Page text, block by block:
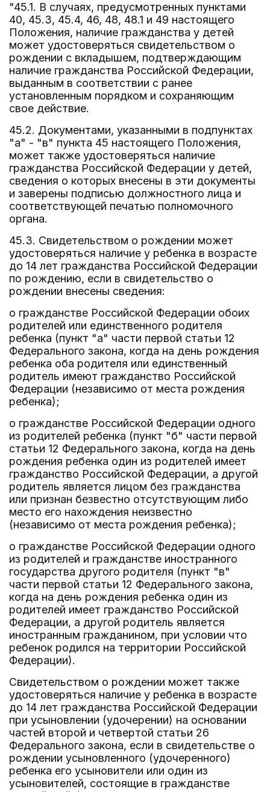
"45.1. В случаях, предусмотренных пунктами
40, 45.3, 45.4, 46, 48, 48.1 и 49 настоящего
Положения, наличие гражданства у детей
может удостоверяться свидетельством о
рождении с вкладышем, подтверждающим
наличие гражданства Российской Федерации,
выданным в соответствии с ранее
установленным порядком и сохраняющим
свое действие.
45.2. Документами, указанными в подпунктах
"а" - "в" пункта 45 настоящего Положения,
может также удостоверяться наличие
гражданства Российской Федерации у детей,
сведения о которых внесены в эти документы
и заверены подписью должностного лица и
соответствующей печатью полномочного
органа.
45.3. Свидетельством о рождении может
удостоверяться наличие у ребенка в возрасте
до 14 лет гражданства Российской Федерации
по рождению, если в свидетельство о
рождении внесены сведения:
о гражданстве Российской Федерации обоих
родителей или единственного родителя
ребенка (пункт "а" части первой статьи 12
Федерального закона, когда на день рождения
ребенка оба родителя или единственный
родитель имеют гражданство Российской
Федерации (независимо от места рождения
ребенка);
о гражданстве Российской Федерации одного
из родителей ребенка (пункт "б" части первой
статьи 12 Федерального закона, когда на день
рождения ребенка один из родителей имеет
гражданство Российской Федерации, а другой
родитель является лицом без гражданства
или признан безвестно отсутствующим либо
место его нахождения неизвестно
(независимо от места рождения ребенка);
о гражданстве Российской Федерации одного
из родителей и гражданстве иностранного
государства другого родителя (пункт "в"
части первой статьи 12 Федерального закона,
когда на день рождения ребенка один из
родителей имеет гражданство Российской
Федерации, а другой родитель является
иностранным гражданином, при условии что
ребенок родился на территории Российской
Федерации).
Свидетельством о рождении может также
удостоверяться наличие у ребенка в возрасте
до 14 лет гражданства Российской Федерации
при усыновлении (удочерении) на основании
частей второй и четвертой статьи 26
Федерального закона, если в свидетельстве о
рождении усыновленного (удочеренного)
ребенка его усыновители или один из
усыновителей, состоящие в гражданстве